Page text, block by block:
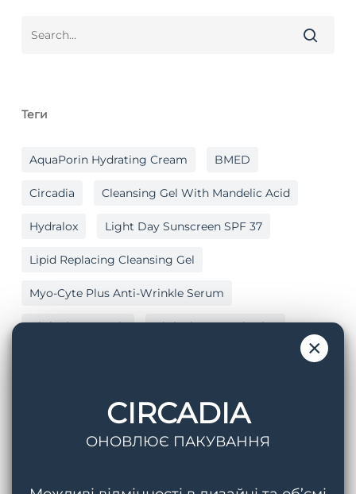
Теги
AquaPorin Hydrating Cream BMED
Circadia Cleansing Gel With Mandelic Acid
Hydralox Light Day Sunscreen SPF 37
Lipid Replacing Cleansing Gel
Myo-Cyte Plus Anti-Wrinkle Serum
Nighttime Repair Nighttime Repair Plus
Антивіковий Догляд Антиоксиданти
×
CIRCADIA
ОНОВЛЮЄ ПАКУВАННЯ